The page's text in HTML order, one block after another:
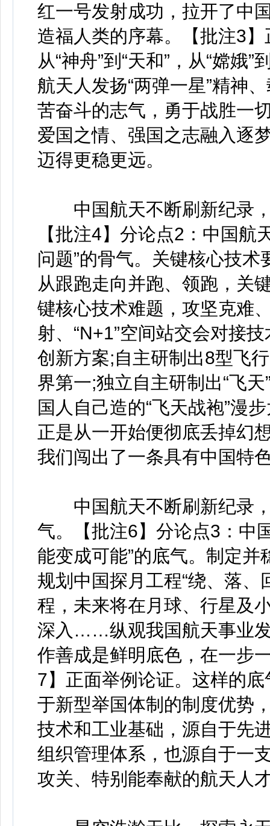
红一号发射成功，拉开了中
造福人类的序幕。【批注3
从“神舟”到“天和”，从“嫦娥
航天人发扬“两弹一星”精神
苦奋斗的志气，勇于战胜一
爱国之情、强国之志融入逐
迈得更稳更远。
中国航天不断刷新纪录，
【批注4】分论点2：中国航
问题”的骨气。关键核心技
从跟跑走向并跑、领跑，关
键核心技术难题，攻坚克难
射、“N+1”空间站交会对接
创新方案;自主研制出8型飞
界第一;独立自主研制出“飞
国人自己造的“飞天战袍”
正是从一开始便彻底丢掉幻
我们闯出了一条具有中国特
中国航天不断刷新纪录，
气。【批注6】分论点3：中
能变成可能”的底气。制定并
规划中国探月工程“绕、落、
程，未来将在月球、行星及
深入……纵观我国航天事业
作善成是鲜明底色，在一步
7】正面举例论证。这样的
于新型举国体制的制度优势
技术和工业基础，源自于先
组织管理体系，也源自于一
攻关、特别能奉献的航天人